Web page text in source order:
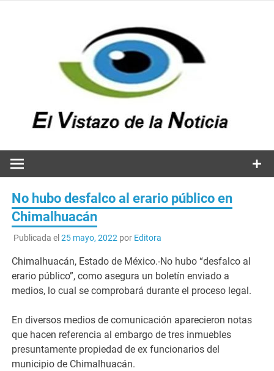
No hubo desfalco al erario público en
Chimalhuacán
Publicada el 25 mayo, 2022por Editora
Chimalhuacán, Estado de México.-No hubo “desfalco al
erario público”, como asegu­ra un boletín enviado a
medios, lo cual se comprobará duran­te el proceso legal.
En diversos medios de comunicación apare­cieron notas
que ha­cen referencia al em­bargo de tres inmueb­les
presuntamente pr­opiedad de ex funci­onarios del
municipio de Chimalhuacán.​